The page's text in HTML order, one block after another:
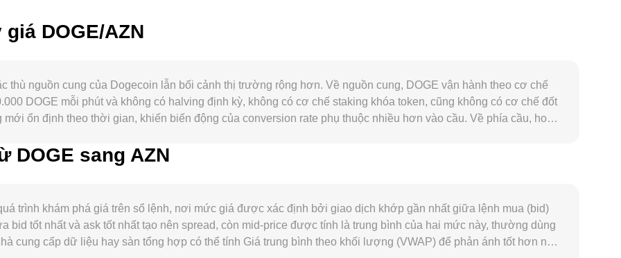
DOGE/AZN
thù nguồn cung của Dogecoin lẫn bối cảnh thị trường rộng hơn. Về nguồn cung, DOGE vận hành theo cơ chế
DOGE mỗi phút và không có halving định kỳ, không có cơ chế staking khóa token, cũng không có cơ chế đốt
ổn định theo thời gian, khiến biến động của conversion rate phụ thuộc nhiều hơn vào cầu. Về phía cầu, hoạt
qua cầu nối sang các mạng khác, niêm yết trên sàn mới hoặc hỗ trợ của ví/đối tác thanh toán cũng có thể làm
cho thấy mức tương quan đáng kể với hướng đi của BTC; các nhịp biến động mạnh của Bitcoin thường kéo
Tâm lý ưa/né rủi ro trên thị trường toàn cầu cũng là biến số quan trọng đối với tài sản có tính đầu cơ như
lý về giao dịch tài sản số, quy tắc niêm yết hoặc hạn chế fiat on/off-ramp tại những thị trường có nhu cầu AZN
cùng, các yếu tố kỹ thuật như funding rate trên hợp đồng perpetual của DOGE, đáo hạn quyền chọn, thay đổi
“cá voi” thường khuếch đại biến động ngắn hạn quanh các mốc quan trọng của conversion rate.
DOGE sang AZN
trình khám phá giá trên sổ lệnh, nơi mức giá được xác định bởi giao dịch khớp gần nhất giữa lệnh mua (bid)
bid tốt nhất và ask tốt nhất tạo nên spread, còn mid-price được tính là trung bình của hai mức này, thường dùng
cung cấp dữ liệu hay sàn tổng hợp có thể tính Giá trung bình theo khối lượng (VWAP) để phản ánh tốt hơn nơi